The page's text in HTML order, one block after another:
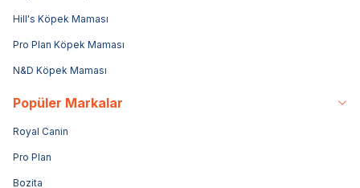
Hill's Köpek Maması
Pro Plan Köpek Maması
N&D Köpek Maması
Popüler Markalar
Royal Canin
Pro Plan
Bozita